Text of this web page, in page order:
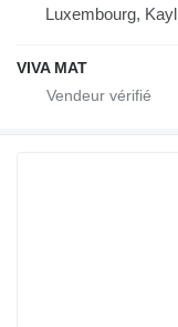
Luxembourg, Kayl
VIVA MAT